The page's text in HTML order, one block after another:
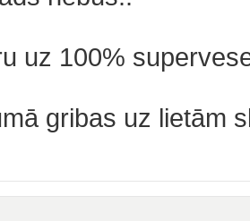
uz 100%
gribas uz lietām